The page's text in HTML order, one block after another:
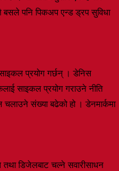
पनि पिकअप एन्ड ड्रप सुविधा
प्रयोग गर्छन् । डेनिस
साइकल प्रयोग गराउने नीति
संख्या बढेको हो । डेनमार्कमा
तथा डिजेलबाट चल्ने सवारीसाधन